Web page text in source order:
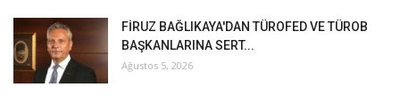
FİRUZ BAĞLIKAYA'DAN TÜROFED VE TÜROB
BAŞKANLARINA SERT...
Ağustos 5, 2026